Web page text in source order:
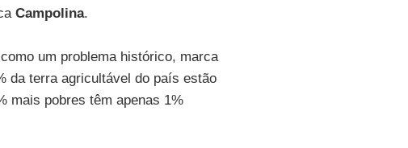
Campolina.
um problema histórico, marca
da terra agricultável do país estão
mais pobres têm apenas 1%